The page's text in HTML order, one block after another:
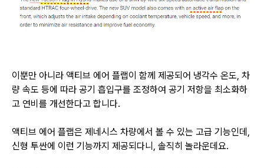
이뿐만 아니라 액티브 에어 플랩이 함께 제공되어 냉각수 온도, 차
량 속도 등에 따라 공기 흡입구를 조정하여 공기 저항을 최소화하
고 연비를 개선한다고 합니다.
액티브 에어 플랩은 제네시스 차량에서 볼 수 있는 고급 기능인데,
신형 투싼에 이런 기능까지 제공되다니, 솔직히 놀라운데요.